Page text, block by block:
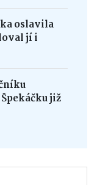
oslavila
jí i
již